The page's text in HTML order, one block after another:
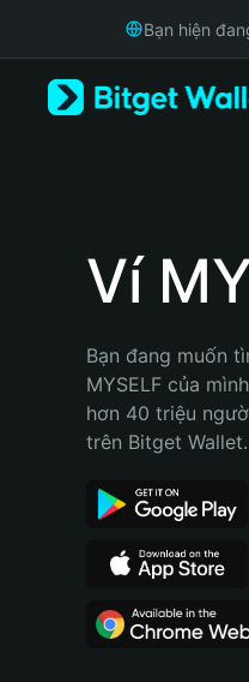
Русский
Bahasa Indonesia
Português (Brasil)
Bạn hiện
Ví
Bạn đang muốn
MYSELF của
hơn 40 triệu
trên Bitget